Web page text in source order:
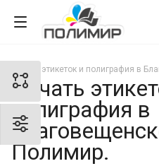
Печать этикеток и полиграфия в
Печать
полиграфия в
Полимир.